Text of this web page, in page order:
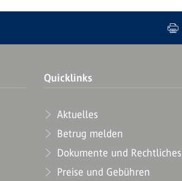
Quicklinks
Aktuelles
Betrug melden
Dokumente und Rechtliches
Preise und Gebühren